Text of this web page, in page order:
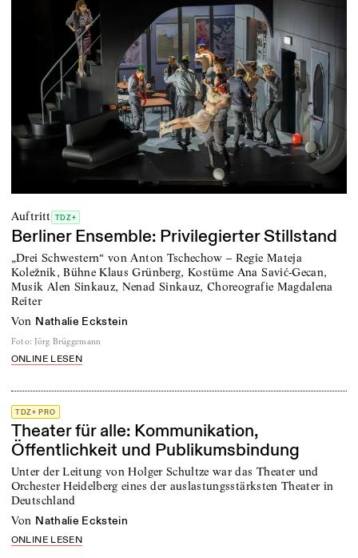
Auftritt TDZ+
Berliner Ensemble: Privilegierter Stillstand
„Drei Schwestern“ von Anton Tschechow – Regie Mateja
Koležnik, Bühne Klaus Grünberg, Kostüme Ana Savić-Gecan,
Musik Alen Sinkauz, Nenad Sinkauz, Choreografie Magdalena
Reiter
von Nathalie Eckstein
Foto: Jörg Brüggemann
ONLINE LESEN
TDZ+ PRO
Theater für alle: Kommunikation,
Öffentlichkeit und Publikumsbindung
Unter der Leitung von Holger Schultze war das Theater und
Orchester Heidelberg eines der auslastungsstärksten Theater in
Deutschland
von Nathalie Eckstein
ONLINE LESEN